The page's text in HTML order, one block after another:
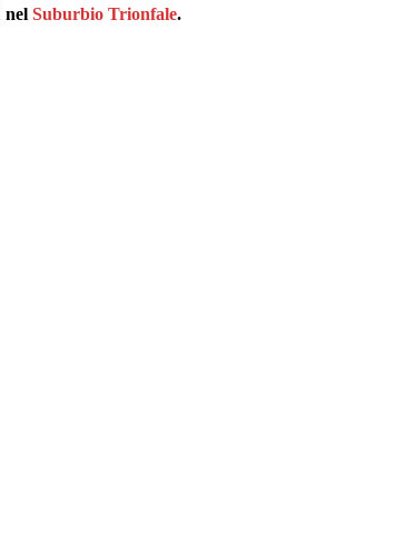
nel Suburbio Trionfale.